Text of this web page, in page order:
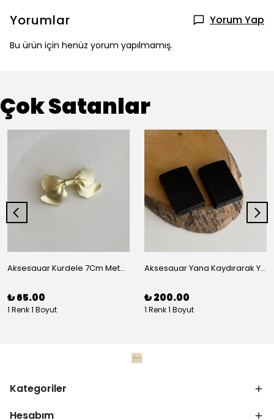
Yorumlar Yorum Yap
Bu ürün için henüz yorum yapılmamış.
Çok Satanlar
Aksesauar Kurdele 7Cm Metal Pens Toka
₺ 65.00
1 Renk 1 Boyut
Aksesauar Yana Kaydırarak Yanmalı Kum Siyah Çakmak
₺ 200.00
1 Renk 1 Boyut
Kategoriler
Hesabım